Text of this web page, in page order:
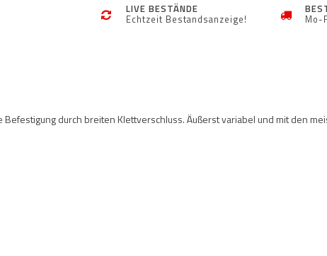
LIVE BESTÄNDE
Echtzeit Bestandsanzeige! Mo-
durch breiten Klettverschluss. Äußerst variabel und mit den